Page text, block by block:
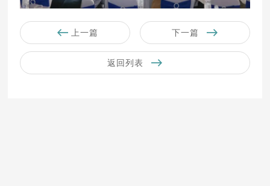
上一篇 下一篇
返回列表